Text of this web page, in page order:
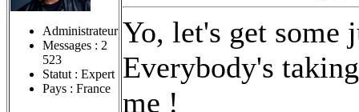
Administrateur
Messages : 2
523
Statut : Expert
Pays : France
Yo, let's get some
Everybody's
me !